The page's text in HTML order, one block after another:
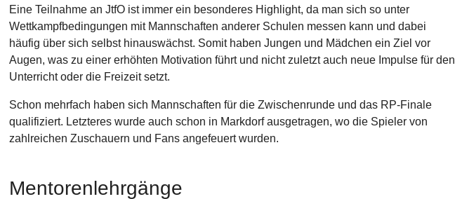
Eine Teilnahme an JtfO ist immer ein besonderes Highlight, da man sich so unter
Wettkampfbedingungen mit Mannschaften anderer Schulen messen kann und dabei
häufig über sich selbst hinauswächst. Somit haben Jungen und Mädchen ein Ziel vor
Augen, was zu einer erhöhten Motivation führt und nicht zuletzt auch neue Impulse für den
Unterricht oder die Freizeit setzt.
Schon mehrfach haben sich Mannschaften für die Zwischenrunde und das RP-Finale
qualifiziert. Letzteres wurde auch schon in Markdorf ausgetragen, wo die Spieler von
zahlreichen Zuschauern und Fans angefeuert wurden.
Mentorenlehrgänge